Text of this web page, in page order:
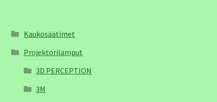
Kaukosäätimet
Projektorilamput
3D PERCEPTION
3M